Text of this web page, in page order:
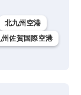
北九州空港
州佐賀国際空港